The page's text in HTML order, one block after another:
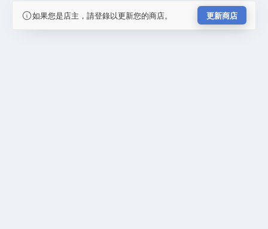
如果您是店主，請登錄以更新您的商店。 更新商店